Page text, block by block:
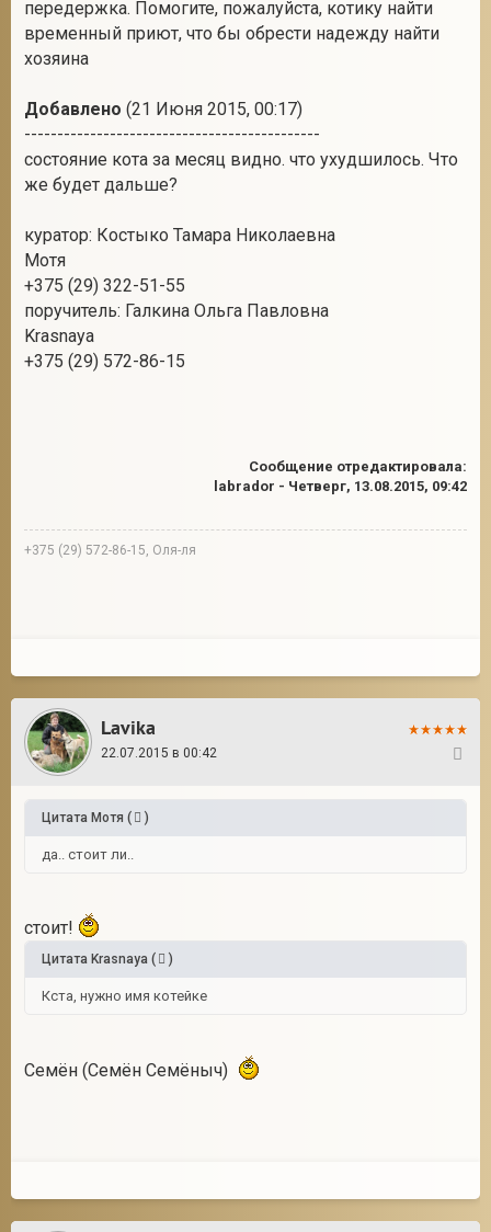
передержка. Помогите, пожалуйста, котику найти
временный приют, что бы обрести надежду найти
хозяина
Добавлено (21 Июня 2015, 00:17)
---------------------------------------------
состояние кота за месяц видно. что ухудшилось. Что
же будет дальше?
куратор: Костыко Тамара Николаевна
Мотя
+375 (29) 322-51-55
поручитель: Галкина Ольга Павловна
Krasnaya
+375 (29) 572-86-15
Сообщение отредактировала:
labrador - Четверг, 13.08.2015, 09:42
+375 (29) 572-86-15, Оля-ля
Lavika
22.07.2015 в 00:42
Цитата Мотя ( )
да.. стоит ли..
стоит!
Цитата Krasnaya ( )
Кста, нужно имя котейке
Семён (Семён Семёныч)